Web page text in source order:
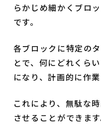
らかじめ細かくブロ
です。
各ブロックに特定の
とで、何にどれくら
になり、計画的に作業
これにより、無駄な
させることができます